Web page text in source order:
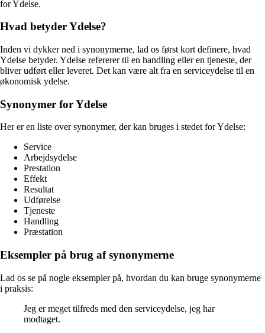
for Ydelse.
Hvad betyder Ydelse?
Inden vi dykker ned i synonymerne, lad os først kort definere, hvad
Ydelse betyder. Ydelse refererer til en handling eller en tjeneste, der
bliver udført eller leveret. Det kan være alt fra en serviceydelse til en
økonomisk ydelse.
Synonymer for Ydelse
Her er en liste over synonymer, der kan bruges i stedet for Ydelse:
Service
Arbejdsydelse
Prestation
Effekt
Resultat
Udførelse
Tjeneste
Handling
Præstation
Eksempler på brug af synonymerne
Lad os se på nogle eksempler på, hvordan du kan bruge synonymerne
i praksis:
Jeg er meget tilfreds med den serviceydelse, jeg har
modtaget.